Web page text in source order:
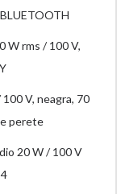
W rms / 100 V,
V, neagra, 70
perete
20 W / 100 V